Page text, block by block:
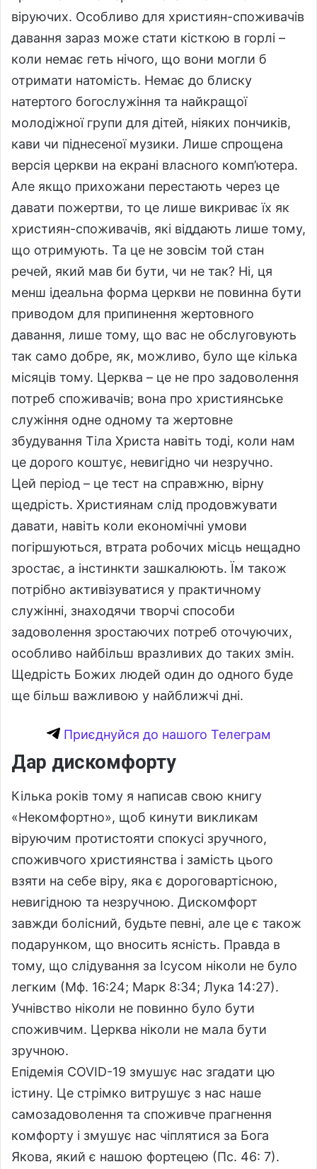
віруючих. Особливо для християн-споживачів
давання зараз може стати кісткою в горлі –
коли немає геть нічого, що вони могли б
отримати натомість. Немає до блиску
натертого богослужіння та найкращої
молодіжної групи для дітей, ніяких пончиків,
кави чи піднесеної музики. Лише спрощена
версія церкви на екрані власного комп’ютера.
Але якщо прихожани перестають через це
давати пожертви, то це лише викриває їх як
християн-споживачів, які віддають лише тому,
що отримують. Та це не зовсім той стан
речей, який мав би бути, чи не так? Ні, ця
менш ідеальна форма церкви не повинна бути
приводом для припинення жертовного
давання, лише тому, що вас не обслуговують
так само добре, як, можливо, було ще кілька
місяців тому. Церква – це не про задоволення
потреб споживачів; вона про християнське
служіння одне одному та жертовне
збудування Тіла Христа навіть тоді, коли нам
це дорого коштує, невигідно чи незручно.
Цей період – це тест на справжню, вірну
щедрість. Християнам слід продовжувати
давати, навіть коли економічні умови
погіршуються, втрата робочих місць нещадно
зростає, а інстинкти зашкалюють. Їм також
потрібно активізуватися у практичному
служінні, знаходячи творчі способи
задоволення зростаючих потреб оточуючих,
особливо найбільш вразливих до таких змін.
Щедрість Божих людей один до одного буде
ще більш важливою у найближчі дні.
Приєднуйся до нашого Телеграм
Дар дискомфорту
Кілька років тому я написав свою книгу
«Некомфортно», щоб кинути викликам
віруючим протистояти спокусі зручного,
споживчого християнства і замість цього
взяти на себе віру, яка є дороговартісною,
невигідною та незручною. Дискомфорт
завжди болісний, будьте певні, але це є також
подарунком, що вносить ясність. Правда в
тому, що слідування за Ісусом ніколи не було
легким (Мф. 16:24; Марк 8:34; Лука 14:27).
Учнівство ніколи не повинно було бути
споживчим. Церква ніколи не мала бути
зручною.
Епідемія COVID-19 змушує нас згадати цю
істину. Це стрімко витрушує з нас наше
самозадоволення та споживче прагнення
комфорту і змушує нас чіплятися за Бога
Якова, який є нашою фортецею (Пс. 46: 7).